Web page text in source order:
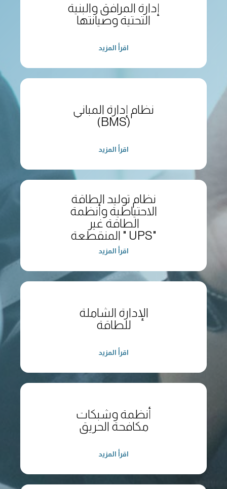
إدارة المرافق والبنية
التحتية وصيانتها
اقرأ المزيد
نظام إدارة المباني
(BMS)
اقرأ المزيد
نظام توليد الطاقة
الاحتياطية وأنظمة
الطاقة غير
المنقطعة " UPS"
اقرأ المزيد
الإدارة الشاملة
للطاقة
اقرأ المزيد
أنظمة وشبكات
مكافحة الحريق
اقرأ المزيد